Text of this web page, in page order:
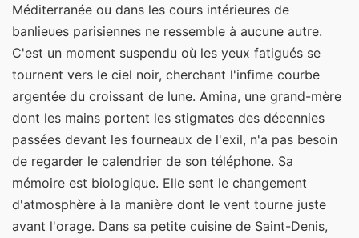
Méditerranée ou dans les cours intérieures de
banlieues parisiennes ne ressemble à aucune autre.
C'est un moment suspendu où les yeux fatigués se
tournent vers le ciel noir, cherchant l'infime courbe
argentée du croissant de lune. Amina, une grand-mère
dont les mains portent les stigmates des décennies
passées devant les fourneaux de l'exil, n'a pas besoin
de regarder le calendrier de son téléphone. Sa
mémoire est biologique. Elle sent le changement
d'atmosphère à la manière dont le vent tourne juste
avant l'orage. Dans sa petite cuisine de Saint-Denis,